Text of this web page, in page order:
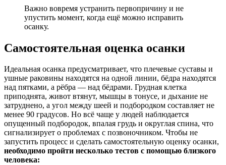
Важно вовремя устранить первопричину и не
упустить момент, когда ещё можно исправить
осанку.
Самостоятельная оценка осанки
Идеальная осанка предусматривает, что плечевые суставы и
ушные раковины находятся на одной линии, бёдра находятся
над пятками, а рёбра — над бёдрами. Грудная клетка
приподнята, живот втянут, мышцы в тонусе, и дыхание не
затруднено, а угол между шеей и подбородком составляет не
менее 90 градусов. Но всё чаще у людей наблюдается
опущенный подбородок, впалая грудь и округлая спина, что
сигнализирует о проблемах с позвоночником. Чтобы не
запустить процесс и сделать самостоятельную оценку осанки,
необходимо пройти несколько тестов с помощью близкого
человека: